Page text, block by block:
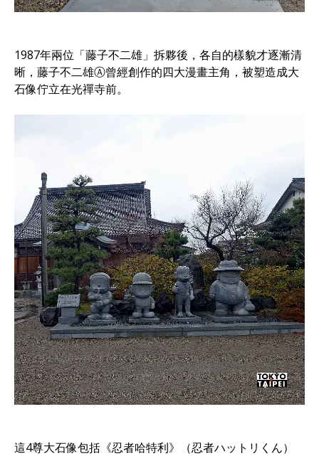
1987年兩位「藤子不二雄」拆夥後，各自的樣貌才逐漸清
晰，藤子不二雄Ⓐ曾經創作的四大漫畫主角，被塑造成大
石像佇立在光禪寺前。
這4尊大石像包括《忍者哈特利》（忍者ハットリくん）